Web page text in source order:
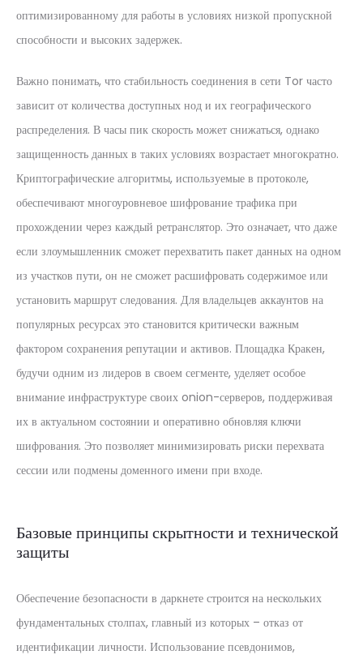
оптимизированному для работы в условиях низкой пропускной
способности и высоких задержек.
Важно понимать, что стабильность соединения в сети Tor часто
зависит от количества доступных нод и их географического
распределения. В часы пик скорость может снижаться, однако
защищенность данных в таких условиях возрастает многократно.
Криптографические алгоритмы, используемые в протоколе,
обеспечивают многоуровневое шифрование трафика при
прохождении через каждый ретранслятор. Это означает, что даже
если злоумышленник сможет перехватить пакет данных на одном
из участков пути, он не сможет расшифровать содержимое или
установить маршрут следования. Для владельцев аккаунтов на
популярных ресурсах это становится критически важным
фактором сохранения репутации и активов. Площадка Кракен,
будучи одним из лидеров в своем сегменте, уделяет особое
внимание инфраструктуре своих onion-серверов, поддерживая
их в актуальном состоянии и оперативно обновляя ключи
шифрования. Это позволяет минимизировать риски перехвата
сессии или подмены доменного имени при входе.
Базовые принципы скрытности и технической
защиты
Обеспечение безопасности в даркнете строится на нескольких
фундаментальных столпах, главный из которых – отказ от
идентификации личности. Использование псевдонимов,